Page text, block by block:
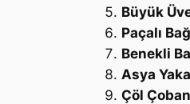
Büyük
Paçalı
Benekli
Asya
Çöl